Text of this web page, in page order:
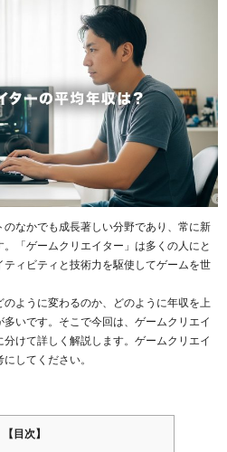
なかでも成長著しい分野であり、常に新
「ゲームクリエイター」は多くの人にと
ィビティと技術力を駆使してゲームを世
ように変わるのか、どのように年収を上
いです。そこで今回は、ゲームクリエイ
けて詳しく解説します。ゲームクリエイ
してください。
【目次】